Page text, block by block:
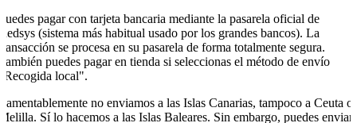
pagar con tarjeta bancaria mediante la pasarela oficial de
(sistema más habitual usado por los grandes bancos). La
se procesa en su pasarela de forma totalmente segura.
puedes pagar en tienda si seleccionas el método de envío
local".
no enviamos a las Islas Canarias, tampoco a Ceuta o
Sí lo hacemos a las Islas Baleares. Sin embargo, puedes enviar